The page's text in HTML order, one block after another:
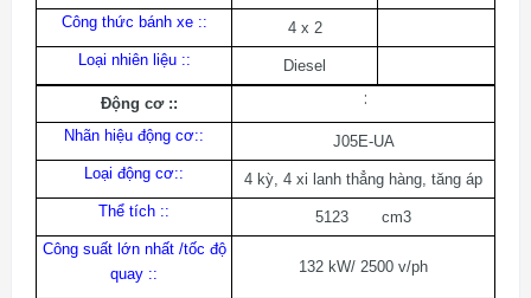
Công thức bánh xe ::
4 x 2
Loại nhiên liệu :: Diesel
Động cơ :: :
Nhãn hiệu động cơ::
J05E-UA
Loại động cơ::
4 kỳ, 4 xi lanh thẳng hàng, tăng áp
Thể tích ::
5123 cm3
Công suất lớn nhất /tốc độ
quay :: 132 kW/ 2500 v/ph